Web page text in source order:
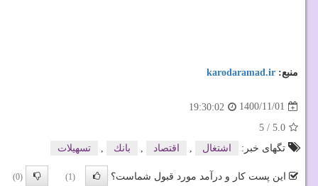
منبع: karodaramad.ir
1400/11/01
19:30:02
5.0
/
5
تگهای خبر:
اشتغال , اقتصاد , بانك , تسهیلات
این پست کار و درآمد مورد قبول شماست؟ (1)
(0)